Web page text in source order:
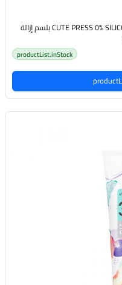
CUTE PRESS 0% SILICONE DETOXIFYING CONDITIONER 250 g بلسم إزالة
productList.inStock